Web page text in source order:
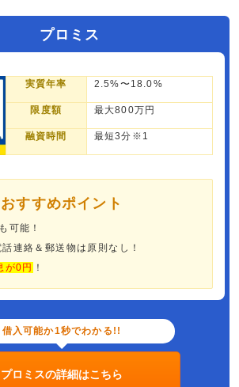
プロミス
実質年率 2.5%〜18.0%
限度額 最大800万円
融資時間 最短3分※1
おすすめポイント
も可能！
連絡＆郵送物は原則なし！
が0円
！
借入可能か1秒でわかる!!
プロミスの詳細はこちら